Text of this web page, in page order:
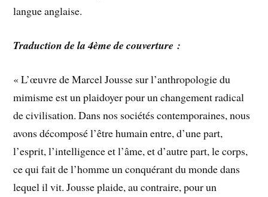
langue anglaise.
Traduction de la 4ème de couverture :
« L’œuvre de Marcel Jousse sur l’anthropologie du
mimisme est un plaidoyer pour un changement radical
de civilisation. Dans nos sociétés contemporaines, nous
avons décomposé l’être humain entre, d’une part,
l’esprit, l’intelligence et l’âme, et d’autre part, le corps,
ce qui fait de l’homme un conquérant du monde dans
lequel il vit. Jousse plaide, au contraire, pour un